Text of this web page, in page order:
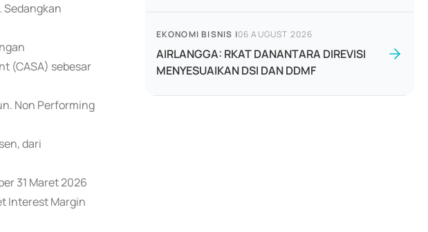
Sedangkan
(CASA) sebesar
Non Performing
dari
31 Maret 2026
Interest Margin
EKONOMI BISNIS |06 AUGUST 2026
AIRLANGGA: RKAT DANANTARA DIREVISI
MENYESUAIKAN DSI DAN DDMF